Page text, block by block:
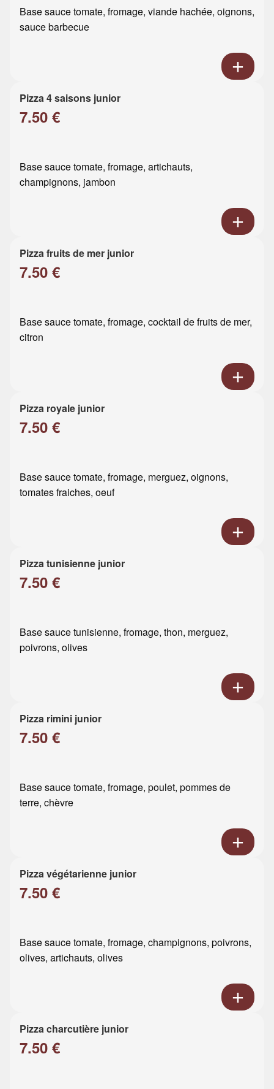
Base sauce tomate, fromage, viande hachée, oignons,
sauce barbecue
Pizza 4 saisons junior
7.50 €
Base sauce tomate, fromage, artichauts,
champignons, jambon
Pizza fruits de mer junior
7.50 €
Base sauce tomate, fromage, cocktail de fruits de mer,
citron
Pizza royale junior
7.50 €
Base sauce tomate, fromage, merguez, oignons,
tomates fraiches, oeuf
Pizza tunisienne junior
7.50 €
Base sauce tunisienne, fromage, thon, merguez,
poivrons, olives
Pizza rimini junior
7.50 €
Base sauce tomate, fromage, poulet, pommes de
terre, chèvre
Pizza végétarienne junior
7.50 €
Base sauce tomate, fromage, champignons, poivrons,
olives, artichauts, olives
Pizza charcutière junior
7.50 €